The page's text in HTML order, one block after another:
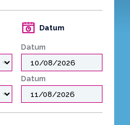
Datum
Datum
Datum